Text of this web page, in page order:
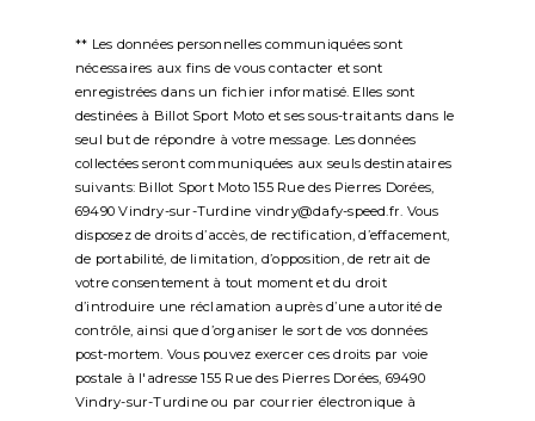
** Les données personnelles communiquées sont
nécessaires aux fins de vous contacter et sont
enregistrées dans un fichier informatisé. Elles sont
destinées à Billot Sport Moto et ses sous-traitants dans le
seul but de répondre à votre message. Les données
collectées seront communiquées aux seuls destinataires
suivants: Billot Sport Moto 155 Rue des Pierres Dorées,
69490 Vindry-sur-Turdine vindry@dafy-speed.fr. Vous
disposez de droits d’accès, de rectification, d’effacement,
de portabilité, de limitation, d’opposition, de retrait de
votre consentement à tout moment et du droit
d’introduire une réclamation auprès d’une autorité de
contrôle, ainsi que d’organiser le sort de vos données
post-mortem. Vous pouvez exercer ces droits par voie
postale à l'adresse 155 Rue des Pierres Dorées, 69490
Vindry-sur-Turdine ou par courrier électronique à